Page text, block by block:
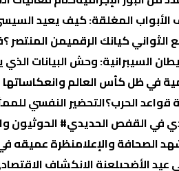
الأبواب المغلقة: كيف يعيد
الثواني كيانك الرقميمن المنتصر ؟
السيبرانية: وحش البيانات الذي
في ظل كأس العالم وانعكاساتها
قواعد الحرب؟التحضير النفسي
في القفص الحديدي# الحوثيون
الصحافة والإعلامنظرة عميقه في
عيد الأضحىلعنة الانكشاف